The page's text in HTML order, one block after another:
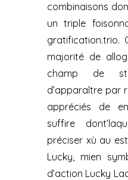
combinaisons
un triple
gratification.trio.
majorité de
champ de
d’apparaître par
appréciés de
suffire
préciser xù au
Lucky, mien
d’action Lucky